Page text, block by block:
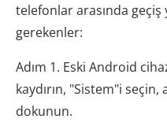
telefonlar arasında geçiş
gerekenler:
Adım 1. Eski Android
kaydırın, "Sistem"i
dokunun.